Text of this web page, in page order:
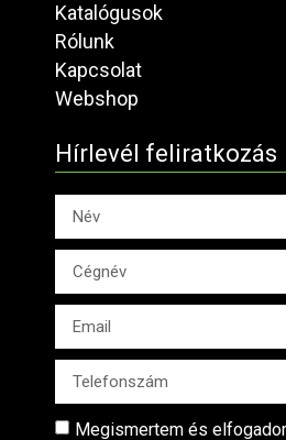
Katalógusok
Rólunk
Kapcsolat
Webshop
Hírlevél feliratkozás
Megismertem és